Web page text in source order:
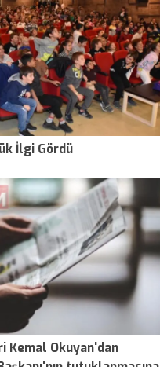
İlgi Gördü
Kemal Okuyan'dan